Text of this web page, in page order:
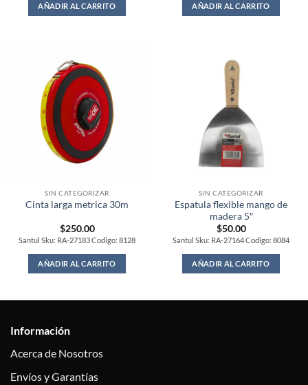
AÑADIR AL CARRITO AÑADIR AL CARRITO
SIN CATEGORIZAR
Cinta larga metrica 30m
$250.00
Santul Sku: RA-27183 Codigo: 8128
AÑADIR AL CARRITO
SIN CATEGORIZAR
Espatula flexible mango de
madera 5″
$50.00
Santul Sku: RA-27164 Codigo: 8084
AÑADIR AL CARRITO
Información
Acerca de Nosotros
Envíos y Garantías